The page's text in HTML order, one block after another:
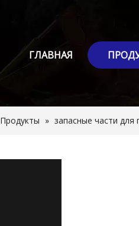
ГЛАВНАЯ
Продукты » запасные части для